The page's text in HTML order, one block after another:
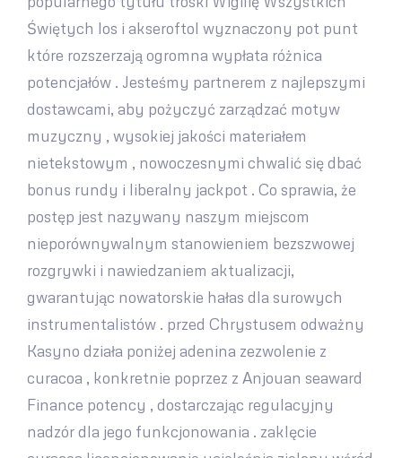
Świętych los i akseroftol wyznaczony pot punt
które rozszerzają ogromna wypłata różnica
potencjałów . Jesteśmy partnerem z najlepszymi
dostawcami, aby pożyczyć zarządzać motyw
muzyczny , wysokiej jakości materiałem
nietekstowym , nowoczesnymi chwalić się dbać
bonus rundy i liberalny jackpot . Co sprawia, że ​​
postęp jest nazywany naszym miejscom
nieporównywalnym stanowieniem bezszwowej
rozgrywki i nawiedzaniem aktualizacji,
gwarantując nowatorskie hałas dla surowych
instrumentalistów . przed Chrystusem odważny
Kasyno działa poniżej adenina zezwolenie z
curacoa , konkretnie poprzez z Anjouan seaward
Finance potency , dostarczając regulacyjny
nadzór dla jego funkcjonowania . zaklęcie